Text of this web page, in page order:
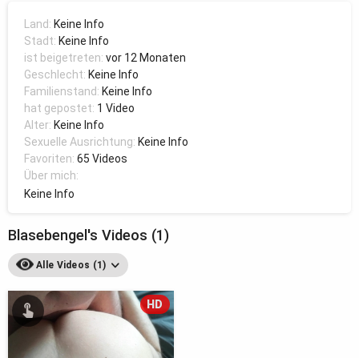
Land: Keine Info
Stadt: Keine Info
ist beigetreten:vor 12 Monaten
Geschlecht: Keine Info
Familienstand: Keine Info
hat gepostet: 1 Video
Alter: Keine Info
Sexuelle Ausrichtung: Keine Info
Favoriten:65 Videos
Über mich:
Keine Info
Blasebengel's Videos (1)
Alle Videos (1)
HD